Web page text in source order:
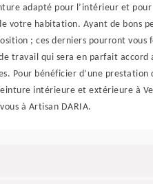
adapté pour l’intérieur et pour
votre habitation. Ayant de bons
; ces derniers pourront vous
travail qui sera en parfait accord
Pour bénéficier d’une prestation
intérieure et extérieure à
à Artisan DARIA.